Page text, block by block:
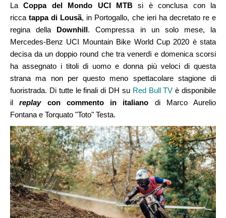
La Coppa del Mondo UCI MTB
si è conclusa con la
ricca tappa di Lousã, in Portogallo, che ieri ha decretato re e
regina della
Downhill. Compressa in un solo mese, la
Mercedes-Benz UCI Mountain Bike World Cup 2020 è stata
decisa da un doppio round che tra venerdì e domenica scorsi
ha assegnato i titoli di uomo e donna più veloci di questa
strana ma non per questo meno spettacolare stagione di
fuoristrada. Di tutte le finali di DH su Red Bull TV è disponibile
il
replay con commento in italiano
di Marco Aurelio
Fontana e Torquato "Toto" Testa.